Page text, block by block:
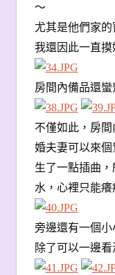
〜
尤其是他們家的
我還因此一直
房間內備品還蠻
不僅如此，房
婚夫妻可以來
生了一點插曲
水，心裡只能
旁邊還有一個
除了可以一邊